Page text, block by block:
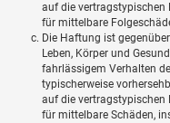
auf die vertragstypischen
für mittelbare
Die Haftung ist
Leben, Körper und
fahrlässigem Verhalten
typischerweise
auf die vertragstypischen
für mittelbare Schäden,